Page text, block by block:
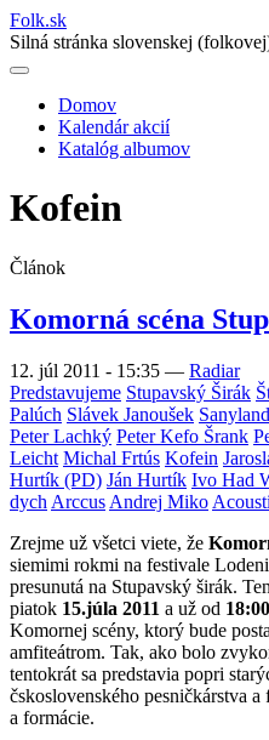
Folk.sk
Silná stránka slovenskej
Main
navigation
Domov
Kalendár akcií
Katalóg albumov
Kofein
Článok
Komorná scéna
12. júl 2011 - 15:35 — Radiar
Predstavujeme Stupavský Širák
Palúch Slávek Janoušek Sanyland
Peter Lachký Peter Kefo Šrank
Leicht Michal Frtús Kofein
Hurtík (PD) Ján Hurtík Ivo Had
dych Arccus Andrej Miko
Zrejme už všetci viete, že
siemimi rokmi na festivale
presunutá na Stupavský širák.
piatok 15.júla 2011 a už od 18:00
Komornej scény, ktorý bude
amfiteátrom. Tak, ako bolo
tentokrát sa predstavia popri
čskoslovenského pesničkárstva
a formácie.